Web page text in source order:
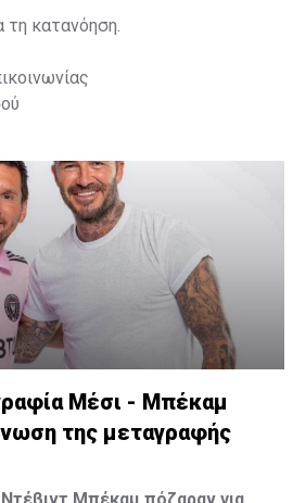
τη κατανόηση.
Μέσι - Μπέκαμ
της μεταγραφής